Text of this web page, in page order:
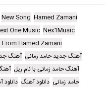
Hamed Zamani
New Song
Nex1Music
One Music
From Hamed Zamani
آهنگ جدید حامد زمانی آهنگ
آهنگ حامد زمانی با نام ریل
حامد زمانی دانلود آهنگ